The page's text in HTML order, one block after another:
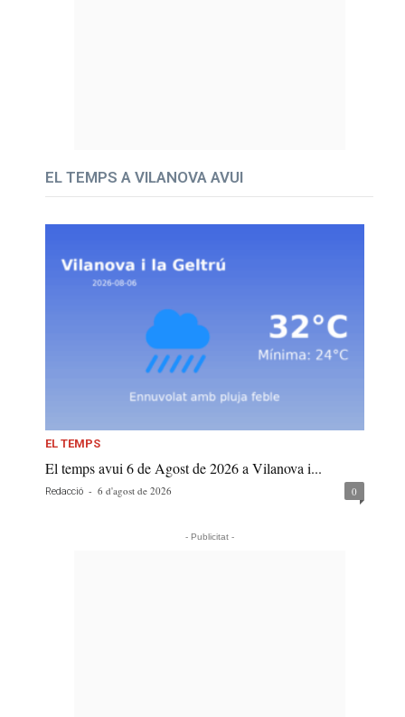
EL TEMPS A VILANOVA AVUI
EL TEMPS
El temps avui 6 de Agost de 2026 a Vilanova i...
Redacció - 6 d'agost de 2026 0
- Publicitat -